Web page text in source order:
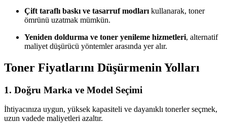
Çift taraflı baskı ve tasarruf modları kullanarak, toner
ömrünü uzatmak mümkün.
Yeniden doldurma ve toner yenileme hizmetleri, alternatif
maliyet düşürücü yöntemler arasında yer alır.
Toner Fiyatlarını Düşürmenin Yolları
1. Doğru Marka ve Model Seçimi
İhtiyacınıza uygun, yüksek kapasiteli ve dayanıklı tonerler seçmek,
uzun vadede maliyetleri azaltır.